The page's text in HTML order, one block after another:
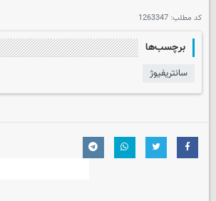
کد مطلب: 1263347
برچسب‌ها
سانتریفیوژ